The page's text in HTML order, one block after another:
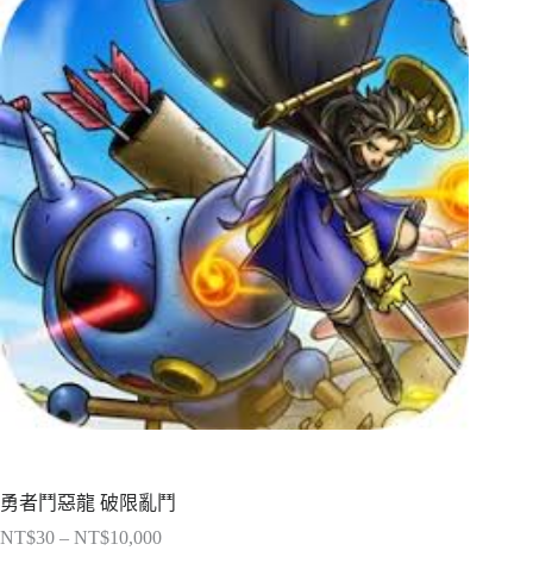
勇者鬥惡龍 破限亂鬥
NT$30 – NT$10,000價